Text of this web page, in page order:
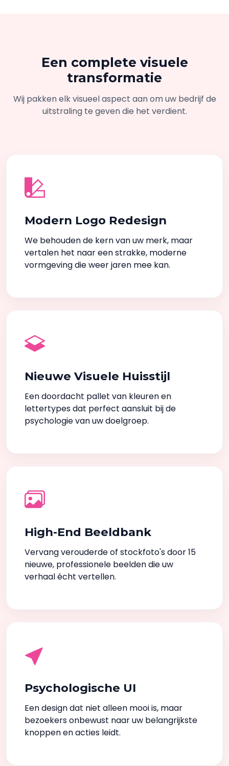
Een complete visuele
transformatie
Wij pakken elk visueel aspect aan om uw bedrijf de
uitstraling te geven die het verdient.
Modern Logo Redesign
We behouden de kern van uw merk, maar
vertalen het naar een strakke, moderne
vormgeving die weer jaren mee kan.
Nieuwe Visuele Huisstijl
Een doordacht pallet van kleuren en
lettertypes dat perfect aansluit bij de
psychologie van uw doelgroep.
High-End Beeldbank
Vervang verouderde of stockfoto's door 15
nieuwe, professionele beelden die uw
verhaal écht vertellen.
Psychologische UI
Een design dat niet alleen mooi is, maar
bezoekers onbewust naar uw belangrijkste
knoppen en acties leidt.